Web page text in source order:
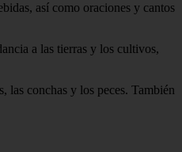
así como oraciones y cantos
a las tierras y los cultivos,
las conchas y los peces. También